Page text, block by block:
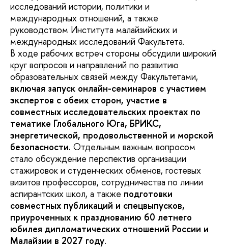
исследований истории, политики и
международных отношений, а также
руководством Института малайзийских и
международных исследований Факультета.
В ходе рабочих встреч стороны обсудили широкий
круг вопросов и направлений по развитию
образовательных связей между Факультетами,
включая запуск онлайн-семинаров с участием
экспертов с обеих сторон, участие в
совместных исследовательских проектах по
тематике Глобального Юга, БРИКС,
энергетической, продовольственной и морской
безопасности. Отдельным важным вопросом
стало обсуждение перспектив организации
стажировок и студенческих обменов, гостевых
визитов профессоров, сотрудничества по линии
аспирантских школ, а также подготовки
совместных публикаций и спецвыпусков,
приуроченных к празднованию 60 летнего
юбилея дипломатических отношений России и
Малайзии в 2027 году.